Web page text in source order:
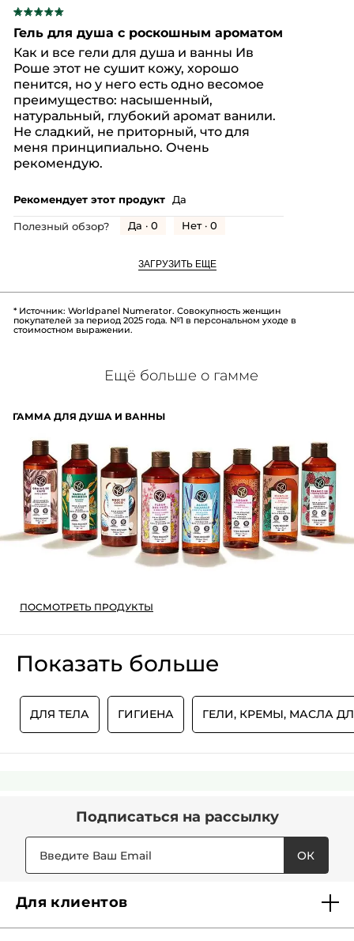
★★★★★
★★★★★
5
звезд.
Гель для душа с роскошным ароматом
Как и все гели для душа и ванны Ив
Роше этот не сушит кожу, хорошо
пенится, но у него есть одно весомое
преимущество: насышенный,
натуральный, глубокий аромат ванили.
Не сладкий, не приторный, что для
меня принципиально. Очень
рекомендую.
Рекомендует этот продукт Да
Полезный обзор? Да · 0 Нет · 0
ЗАГРУЗИТЬ ЕЩЕ
* Источник: Worldpanel Numerator. Совокупность женщин
покупателей за период 2025 года. №1 в персональном уходе в
стоимостном выражении.
Ещё больше о гамме
ГАММА ДЛЯ ДУША И ВАННЫ
ПОСМОТРЕТЬ ПРОДУКТЫ
Показать больше
ДЛЯ ТЕЛА ГИГИЕНА ГЕЛИ, КРЕМЫ, МАСЛА
Подписаться на рассылку
ОК
Для клиентов